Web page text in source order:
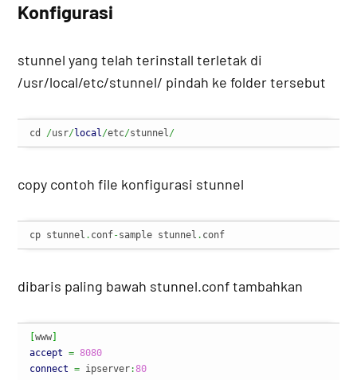
Konfigurasi
stunnel yang telah terinstall terletak di
/usr/local/etc/stunnel/ pindah ke folder tersebut
cd /usr/local/etc/stunnel/
copy contoh file konfigurasi stunnel
cp stunnel . conf-sample stunnel . conf
dibaris paling bawah stunnel.conf tambahkan
[www
accept
= 8080
connect
= ipserver:80